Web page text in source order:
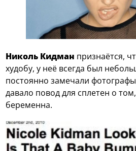
Николь Кидман признаётся,
худобу, у неё всегда был
постоянно замечали
давало повод для сплетен о
беременна.